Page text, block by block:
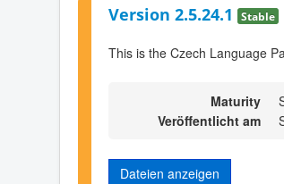
Version 2.5.24.1 Stable
This is the Czech Language
Maturity
Veröffentlicht am
Dateien anzeigen